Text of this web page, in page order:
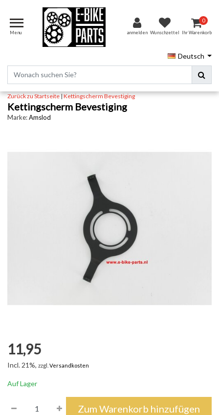
Menu anmelden Wunschzettel
0
Ihr Warenkorb
Deutsch
Zurück zu Startseite|Kettingscherm Bevestiging
Kettingscherm Bevestiging
Marke:Amslod
11,95
Incl. 21%, zzgl. Versandkosten
Auf Lager
Zum Warenkorb hinzufügen